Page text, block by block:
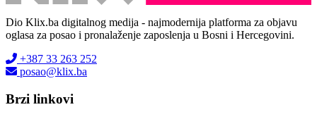
Dio Klix.ba digitalnog medija - najmodernija platforma za objavu
oglasa za posao i pronalaženje zaposlenja u Bosni i Hercegovini.
+387 33 263 252
posao@klix.ba
Brzi linkovi